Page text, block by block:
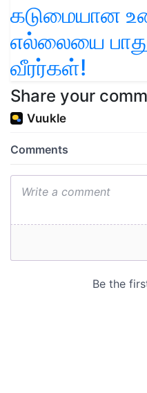
கடுமையான
எல்லையை
வீரர்கள்!
Share your